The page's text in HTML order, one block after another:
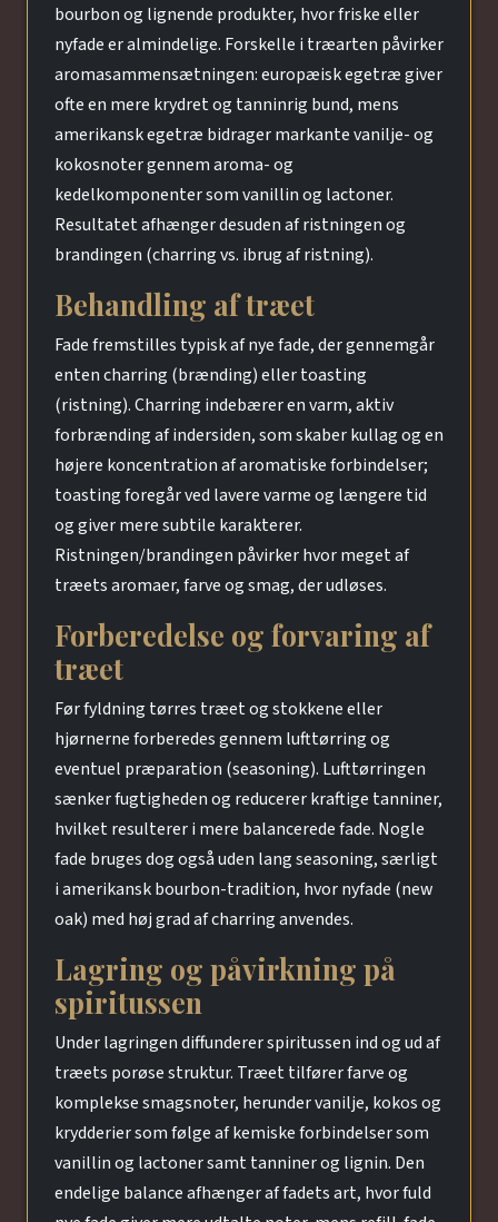
bourbon og lignende produkter, hvor friske eller
nyfade er almindelige. Forskelle i træarten påvirker
aromasammensætningen: europæisk egetræ giver
ofte en mere krydret og tanninrig bund, mens
amerikansk egetræ bidrager markante vanilje- og
kokosnoter gennem aroma- og
kedelkomponenter som vanillin og lactoner.
Resultatet afhænger desuden af ristningen og
brandingen (charring vs. ibrug af ristning).
Behandling af træet
Fade fremstilles typisk af nye fade, der gennemgår
enten charring (brænding) eller toasting
(ristning). Charring indebærer en varm, aktiv
forbrænding af indersiden, som skaber kullag og en
højere koncentration af aromatiske forbindelser;
toasting foregår ved lavere varme og længere tid
og giver mere subtile karakterer.
Ristningen/brandingen påvirker hvor meget af
træets aromaer, farve og smag, der udløses.
Forberedelse og forvaring af
træet
Før fyldning tørres træet og stokkene eller
hjørnerne forberedes gennem lufttørring og
eventuel præparation (seasoning). Lufttørringen
sænker fugtigheden og reducerer kraftige tanniner,
hvilket resulterer i mere balancerede fade. Nogle
fade bruges dog også uden lang seasoning, særligt
i amerikansk bourbon-tradition, hvor nyfade (new
oak) med høj grad af charring anvendes.
Lagring og påvirkning på
spiritussen
Under lagringen diffunderer spiritussen ind og ud af
træets porøse struktur. Træet tilfører farve og
komplekse smagsnoter, herunder vanilje, kokos og
krydderier som følge af kemiske forbindelser som
vanillin og lactoner samt tanniner og lignin. Den
endelige balance afhænger af fadets art, hvor fuld